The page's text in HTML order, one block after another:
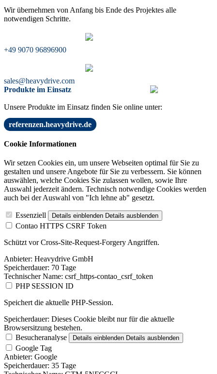
Wir übernehmen von Anfang bis Ende des Projektes alle
notwendigen Schritte.
+49 9070 96896900
sales@heavydrive.com
Produkte im Einsatz
Unsere Produkte im Einsatz finden Sie online unter:
referenzen.heavydrive.de
Cookie Informationen
Wir setzen Cookies ein, um unsere Webseiten optimal für Sie zu
gestalten und unsere Angebote für Sie zu verbessern. Sie können
auswählen, welche Cookies Sie zulassen wollen, sowie Ihre
Auswahl jederzeit ändern. Technisch notwendige Cookies werden
auch bei der Auswahl von "Ich lehne ab" gesetzt.
Essenziell Details einblenden Details ausblenden
Contao HTTPS CSRF Token
Schützt vor Cross-Site-Request-Forgery Angriffen.
Anbieter: Heavydrive GmbH
Speicherdauer: 70 Tage
Technischer Name: csrf_https-contao_csrf_token
PHP SESSION ID
Speichert die aktuelle PHP-Session.
Speicherdauer: Dieses Cookie bleibt nur für die aktuelle
Browsersitzung bestehen.
Besucheranalyse
Details einblenden Details ausblenden
Google Tag
Anbieter: Google
Speicherdauer: 35 Tage